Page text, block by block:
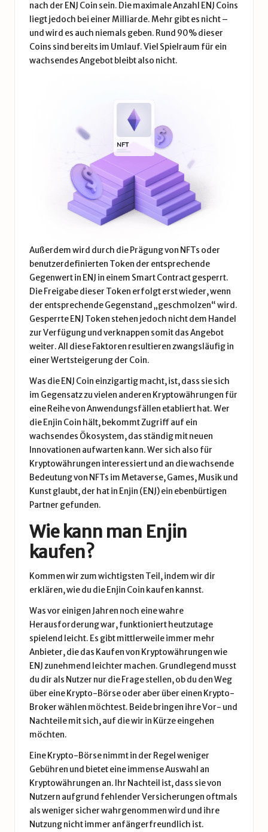
nach der ENJ Coin sein. Die maximale Anzahl ENJ Coins
liegt jedoch bei einer Milliarde. Mehr gibt es nicht –
und wird es auch niemals geben. Rund 90% dieser
Coins sind bereits im Umlauf. Viel Spielraum für ein
wachsendes Angebot bleibt also nicht.
Außerdem wird durch die Prägung von NFTs oder
benutzerdefinierten Token der entsprechende
Gegenwert in ENJ in einem Smart Contract gesperrt.
Die Freigabe dieser Token erfolgt erst wieder, wenn
der entsprechende Gegenstand „geschmolzen“ wird.
Gesperrte ENJ Token stehen jedoch nicht dem Handel
zur Verfügung und verknappen somit das Angebot
weiter. All diese Faktoren resultieren zwangsläufig in
einer Wertsteigerung der Coin.
Was die ENJ Coin einzigartig macht, ist, dass sie sich
im Gegensatz zu vielen anderen Kryptowährungen für
eine Reihe von Anwendungsfällen etabliert hat. Wer
die Enjin Coin hält, bekommt Zugriff auf ein
wachsendes Ökosystem, das ständig mit neuen
Innovationen aufwarten kann. Wer sich also für
Kryptowährungen interessiert und an die wachsende
Bedeutung von NFTs im Metaverse, Games, Musik und
Kunst glaubt, der hat in Enjin (ENJ) ein ebenbürtigen
Partner gefunden.
Wie kann man Enjin
kaufen?
Kommen wir zum wichtigsten Teil, indem wir dir
erklären, wie du die Enjin Coin kaufen kannst.
Was vor einigen Jahren noch eine wahre
Herausforderung war, funktioniert heutzutage
spielend leicht. Es gibt mittlerweile immer mehr
Anbieter, die das Kaufen von Kryptowährungen wie
ENJ zunehmend leichter machen. Grundlegend musst
du dir als Nutzer nur die Frage stellen, ob du den Weg
über eine Krypto-Börse oder aber über einen Krypto-
Broker wählen möchtest. Beide bringen ihre Vor- und
Nachteile mit sich, auf die wir in Kürze eingehen
möchten.
Eine Krypto-Börse nimmt in der Regel weniger
Gebühren und bietet eine immense Auswahl an
Kryptowährungen an. Ihr Nachteil ist, dass sie von
Nutzern aufgrund fehlender Versicherungen oftmals
als weniger sicher wahrgenommen wird und ihre
Nutzung nicht immer anfängerfreundlich ist.